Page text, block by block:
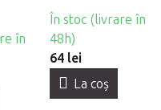
în
În stoc (livrare în
48h)
64 lei
La coş